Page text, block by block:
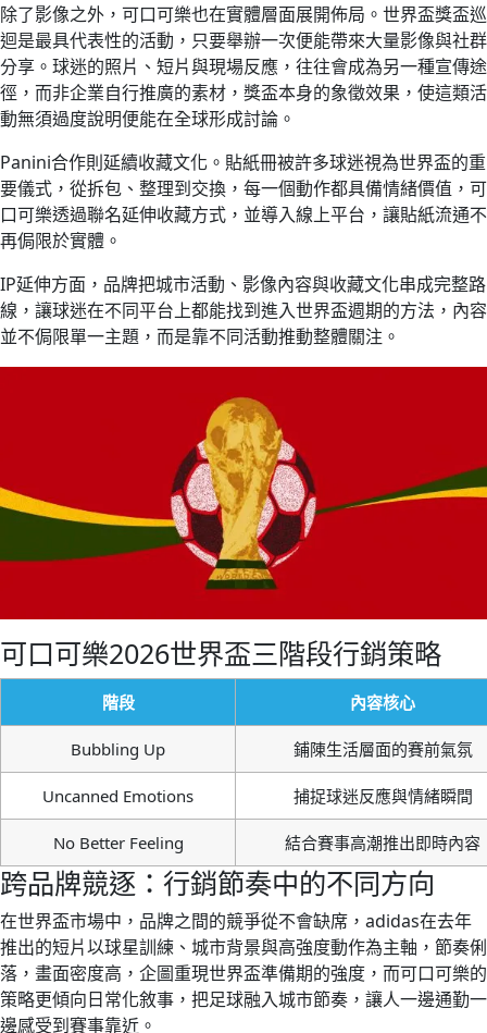
除了影像之外，可口可樂也在實體層面展開佈局。世界盃獎盃巡
迴是最具代表性的活動，只要舉辦一次便能帶來大量影像與社群
分享。球迷的照片、短片與現場反應，往往會成為另一種宣傳途
徑，而非企業自行推廣的素材，獎盃本身的象徵效果，使這類活
動無須過度說明便能在全球形成討論。
Panini合作則延續收藏文化。貼紙冊被許多球迷視為世界盃的重
要儀式，從拆包、整理到交換，每一個動作都具備情緒價值，可
口可樂透過聯名延伸收藏方式，並導入線上平台，讓貼紙流通不
再侷限於實體。
IP延伸方面，品牌把城市活動、影像內容與收藏文化串成完整路
線，讓球迷在不同平台上都能找到進入世界盃週期的方法，內容
並不侷限單一主題，而是靠不同活動推動整體關注。
可口可樂2026世界盃三階段行銷策略
階段 內容核心
Bubbling Up 鋪陳生活層面的賽前氣氛
Uncanned Emotions 捕捉球迷反應與情緒瞬間
No Better Feeling 結合賽事高潮推出即時內容
跨品牌競逐：行銷節奏中的不同方向
在世界盃市場中，品牌之間的競爭從不會缺席，adidas在去年
推出的短片以球星訓練、城市背景與高強度動作為主軸，節奏俐
落，畫面密度高，企圖重現世界盃準備期的強度，而可口可樂的
策略更傾向日常化敘事，把足球融入城市節奏，讓人一邊通勤一
邊感受到賽事靠近。